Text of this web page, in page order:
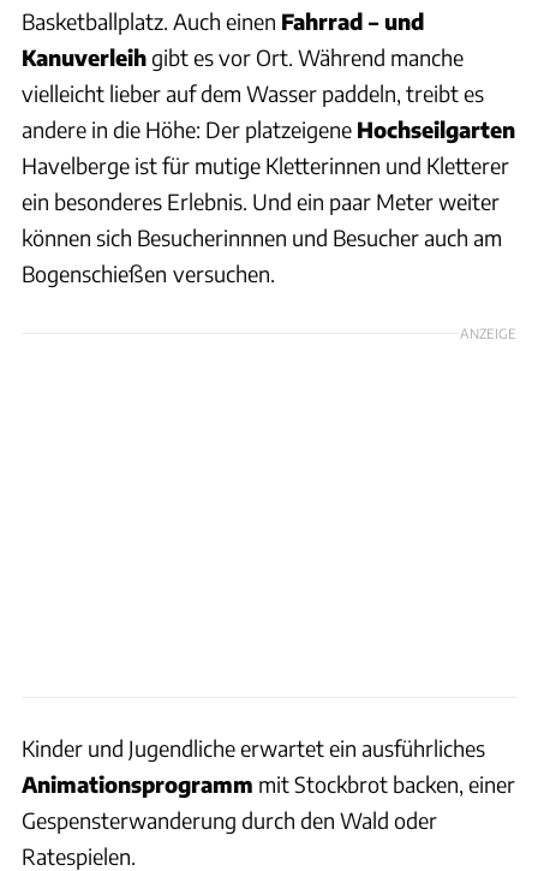
Basketballplatz. Auch einen Fahrrad – und
Kanuverleihgibt es vor Ort. Während manche
vielleicht lieber auf dem Wasser paddeln, treibt es
andere in die Höhe: Der platzeigene Hochseilgarten
Havelberge ist für mutige Kletterinnen und Kletterer
ein besonderes Erlebnis. Und ein paar Meter weiter
können sich Besucherinnnen und Besucher auch am
Bogenschießen versuchen.
ANZEIGE
Kinder und Jugendliche erwartet ein ausführliches
Animationsprogramm mit Stockbrot backen, einer
Gespensterwanderung durch den Wald oder
Ratespielen.